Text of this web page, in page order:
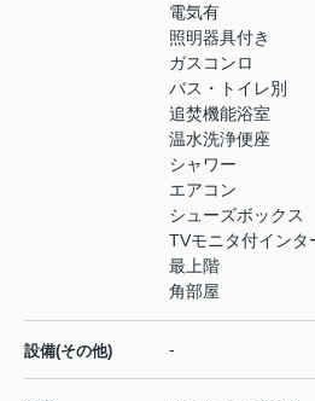
電気有
照明器具付き
ガスコンロ
バス・トイレ別
追焚機能浴室
温水洗浄便座
シャワー
エアコン
シューズボックス
TVモニタ付インタ
最上階
角部屋
設備(その他) -